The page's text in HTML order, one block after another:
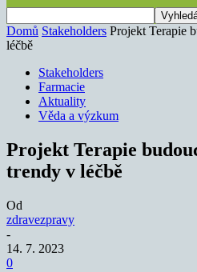
Domů Stakeholders Projekt Terapie
léčbě
Stakeholders
Farmacie
Aktuality
Věda a výzkum
Projekt Terapie
trendy v léčbě
Od
zdravezpravy
-
14. 7. 2023
0